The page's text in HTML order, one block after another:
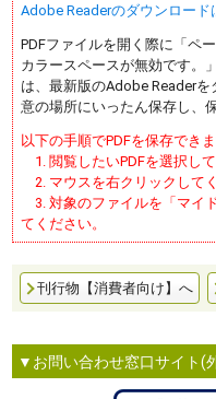
Adobe Readerのダウンロード
PDFファイルを開く際に「ペ
カラースペースが無効です。
は、最新版のAdobe Reader
意の場所にいったん保存し、
以下の手順でPDFを保存できま
1. 閲覧したいPDFを選択して
2. マウスを右クリックしてく
3. 対象のファイルを「マイ
てください。
刊行物【消費者向け】へ
▼お問い合わせ窓口サイト(